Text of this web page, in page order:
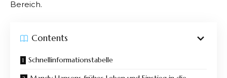
Bereich.
Contents
Schnellinformationstabelle